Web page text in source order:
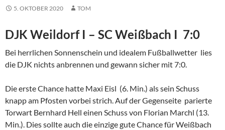
5. OKTOBER 2020 TOM
DJK Weildorf I – SC Weißbach I 7:0
Bei herrlichen Sonnenschein und idealem Fußballwetter lies
die DJK nichts anbrennen und gewann sicher mit 7:0.
Die erste Chance hatte Maxi Eisl (6. Min.) als sein Schuss
knapp am Pfosten vorbei strich. Auf der Gegenseite parierte
Torwart Bernhard Hell einen Schuss von Florian Marchl (13.
Min.). Dies sollte auch die einzige gute Chance für Weißbach